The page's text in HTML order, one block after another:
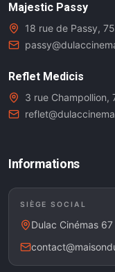
Majestic Passy
18 rue de Passy,
Reflet Medicis
3 rue Champollion,
Informations
SIÈGE SOCIAL
Dulac Cinémas